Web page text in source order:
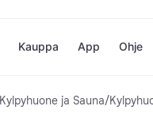
Kauppa
Kaupat
App Ohje
Kylpyhuone ja Sauna/